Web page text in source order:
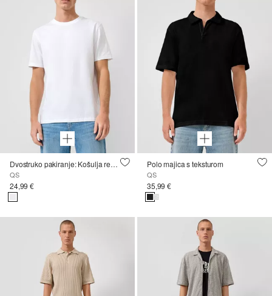
Dvostruko pakiranje: Košulja regularnog kroja s okruglim izrezom
QS
24,99 €
Polo majica s teksturom
QS
35,99 €